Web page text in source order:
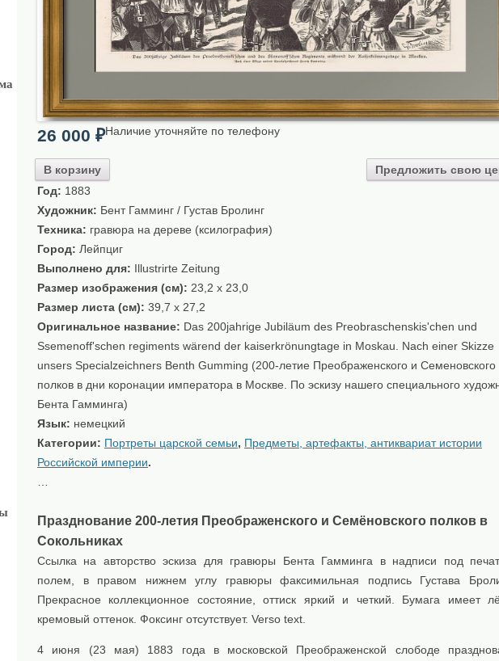
26 000 ₽
В корзину Предложить свою
Наличие уточняйте по телефону
Год: 1883
Художник: Бент Гамминг / Густав Бролинг
Техника: гравюра на дереве (ксилография)
Город: Лейпциг
Выполнено для: Illustrirte Zeitung
Размер изображения (см): 23,2 x 23,0
Размер листа (см): 39,7 x 27,2
Оригинальное название: Das 200jahrige Jubiläum des Preobraschenskis'chen und
Ssemenoff'schen regiments wärend der kaiserkrönungtage in Moskau. Nach einer Skizze
unsers Specialzeichners Benth Gumming (200-летие Преображенского и Семеновского
полков в дни коронации императора в Москве. По эскизу нашего специального
Бента Гамминга)
Язык: немецкий
Категории: Портреты царской семьи, Предметы, артефакты, антиквариат истории
Российской империи.
Празднование 200-летия Преображенского и Семёновского полков в
Сокольниках
Ссылка на авторство эскиза для гравюры Бента Гамминга в надписи под
полем, в правом нижнем углу гравюры факсимильная подпись Густава
Прекрасное коллекционное состояние, оттиск яркий и четкий. Бумага имеет
кремовый оттенок. Фоксинг отсутствует. Verso text.
4 июня (23 мая) 1883 года в московской Преображенской слободе